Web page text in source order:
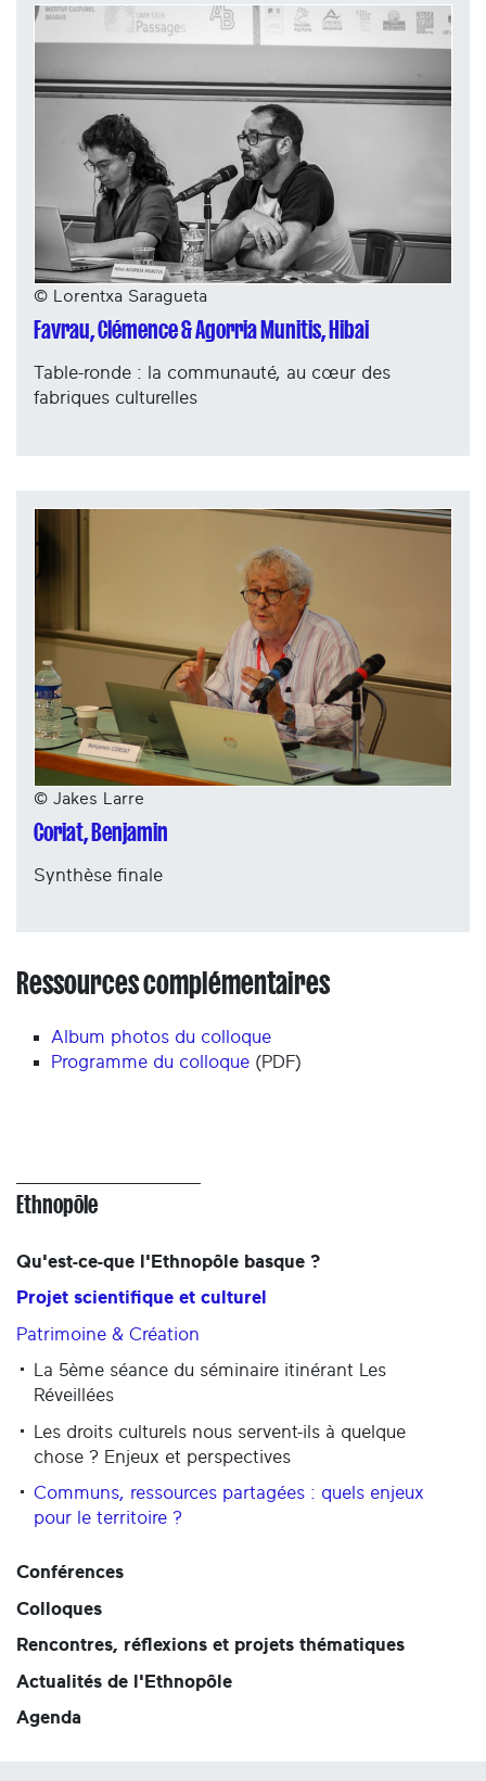
© Lorentxa Saragueta
Favrau, Clémence & Agorria Munitis, Hibai
Table-ronde : la communauté, au cœur des
fabriques culturelles
© Jakes Larre
Coriat, Benjamin
Synthèse finale
Ressources complémentaires
Album photos du colloque
Programme du colloque (PDF)
Ethnopôle
Qu'est-ce-que l'Ethnopôle basque ?
Projet scientifique et culturel
Patrimoine & Création
La 5ème séance du séminaire itinérant Les
Réveillées
Les droits culturels nous servent-ils à quelque
chose ? Enjeux et perspectives
Communs, ressources partagées : quels enjeux
pour le territoire ?
Conférences
Colloques
Rencontres, réflexions et projets thématiques
Actualités de l'Ethnopôle
Agenda